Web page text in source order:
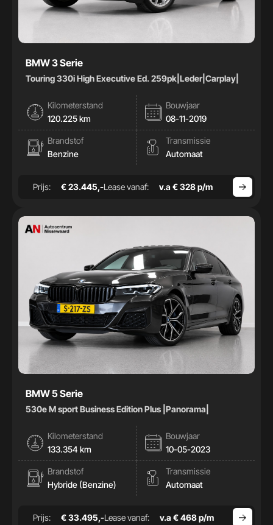
BMW 3 Serie
Touring 330i High Executive Ed. 259pk|Leder|Carplay|
Kilometerstand
120.225 km
Bouwjaar
08-11-2019
Brandstof
Benzine
Transmissie
Automaat
Prijs: € 23.445,-Lease vanaf: v.a € 328 p/m
BMW 5 Serie
530e M sport Business Edition Plus |Panorama|
Kilometerstand
133.354 km
Bouwjaar
10-05-2023
Brandstof
Hybride (Benzine)
Transmissie
Automaat
Prijs: € 33.495,-Lease vanaf: v.a € 468 p/m